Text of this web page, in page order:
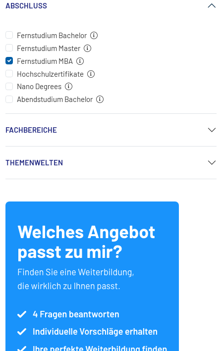
ABSCHLUSS
Fernstudium Bachelor
Fernstudium Master
Fernstudium MBA
Hochschulzertifikate
Nano Degrees
Abendstudium Bachelor
FACHBEREICHE
THEMENWELTEN